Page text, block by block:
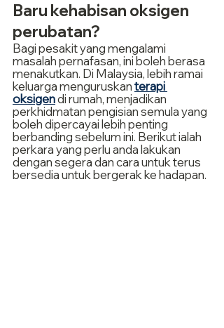
Baru kehabisan oksigen
perubatan?
Bagi pesakit yang mengalami
masalah pernafasan, ini boleh berasa
menakutkan. Di Malaysia, lebih ramai
keluarga menguruskan terapi
oksigen di rumah, menjadikan
perkhidmatan pengisian semula yang
boleh dipercayai lebih penting
berbanding sebelum ini. Berikut ialah
perkara yang perlu anda lakukan
dengan segera dan cara untuk terus
bersedia untuk bergerak ke hadapan.